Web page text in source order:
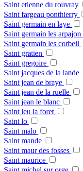
Saint etienne du rouvray
Saint fargeau ponthierry
Saint germain en laye
Saint germain les arpajon
Saint germain les corbeil
Saint gratien
Saint gregoire
Saint jacques de la lande
Saint jean de braye
Saint jean de la ruelle
Saint jean le blanc
Saint leu la foret
Saint lo
Saint malo
Saint mande
Saint maur des fosses
Saint maurice